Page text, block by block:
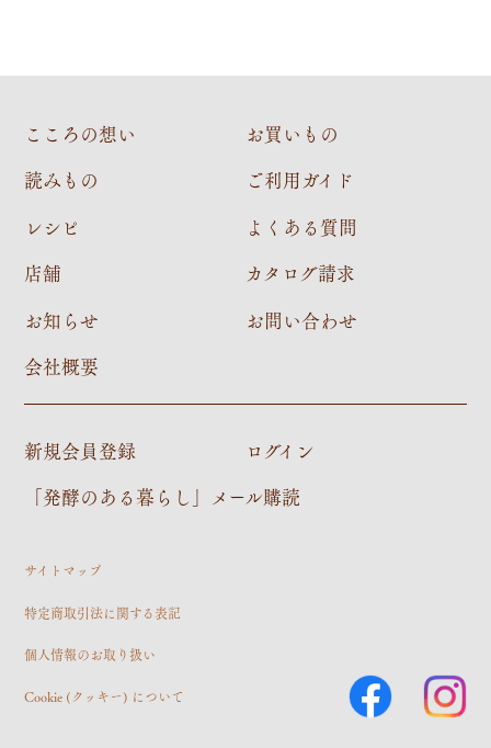
こころの想い
読みもの
レシピ
店舗
お知らせ
会社概要
お買いもの
ご利用ガイド
よくある質問
カタログ請求
お問い合わせ
新規会員登録
ログイン
「発酵のある暮らし」メール購読
サイトマップ
特定商取引法に関する表記
個人情報のお取り扱い
Cookie (クッキー) について